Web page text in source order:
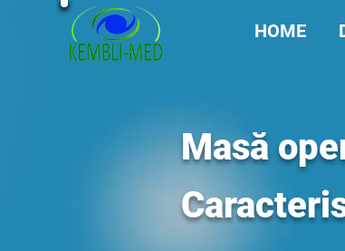
HOME
Masă